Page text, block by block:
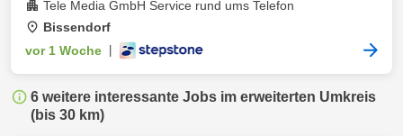
Tele Media GmbH Service rund ums Telefon
Bissendorf
vor 1 Woche
6 weitere interessante Jobs im erweiterten Umkreis
(bis 30 km)